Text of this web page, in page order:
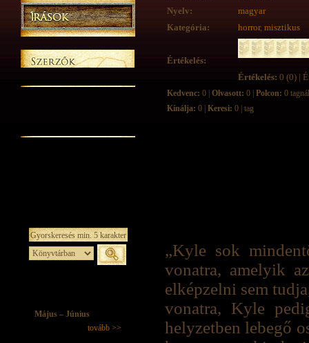
Május – Június
tovább >>
Nyelv:
magyar
Kategória:
horror, misztikus
Értékelés:
Értékelés: 0 (0) |
Kedvenc: 0 | Olvasott: 0 | Polcon: 0 tagnál
Kínálja: 0 | Keresi: 0 | tag
„Kyle sok
vonatra, amelyik
elképzelni sem
vonatra, Kyle
helyzetben lebegő